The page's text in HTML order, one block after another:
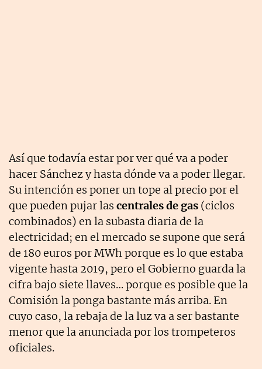
Así que todavía estar por ver qué va a poder
hacer Sánchez y hasta dónde va a poder llegar.
Su intención es poner un tope al precio por el
que pueden pujar las centrales de gas (ciclos
combinados) en la subasta diaria de la
electricidad; en el mercado se supone que será
de 180 euros por MWh porque es lo que estaba
vigente hasta 2019, pero el Gobierno guarda la
cifra bajo siete llaves… porque es posible que la
Comisión la ponga bastante más arriba. En
cuyo caso, la rebaja de la luz va a ser bastante
menor que la anunciada por los trompeteros
oficiales.